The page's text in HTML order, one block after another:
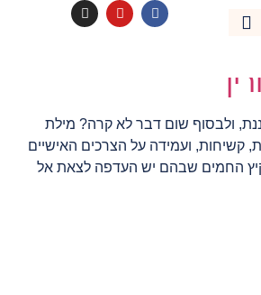
ביגוד
ולבסוף שום דבר לא קרה? מילת
קשיחות, ועמידה על הצרכים האישיים
החמים שבהם יש העדפה לצאת אל